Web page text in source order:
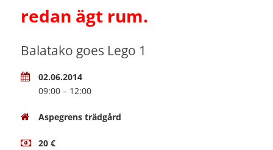
redan ägt rum.
Balatako goes Lego 1
02.06.2014
09:00 – 12:00
Aspegrens trädgård
20 €